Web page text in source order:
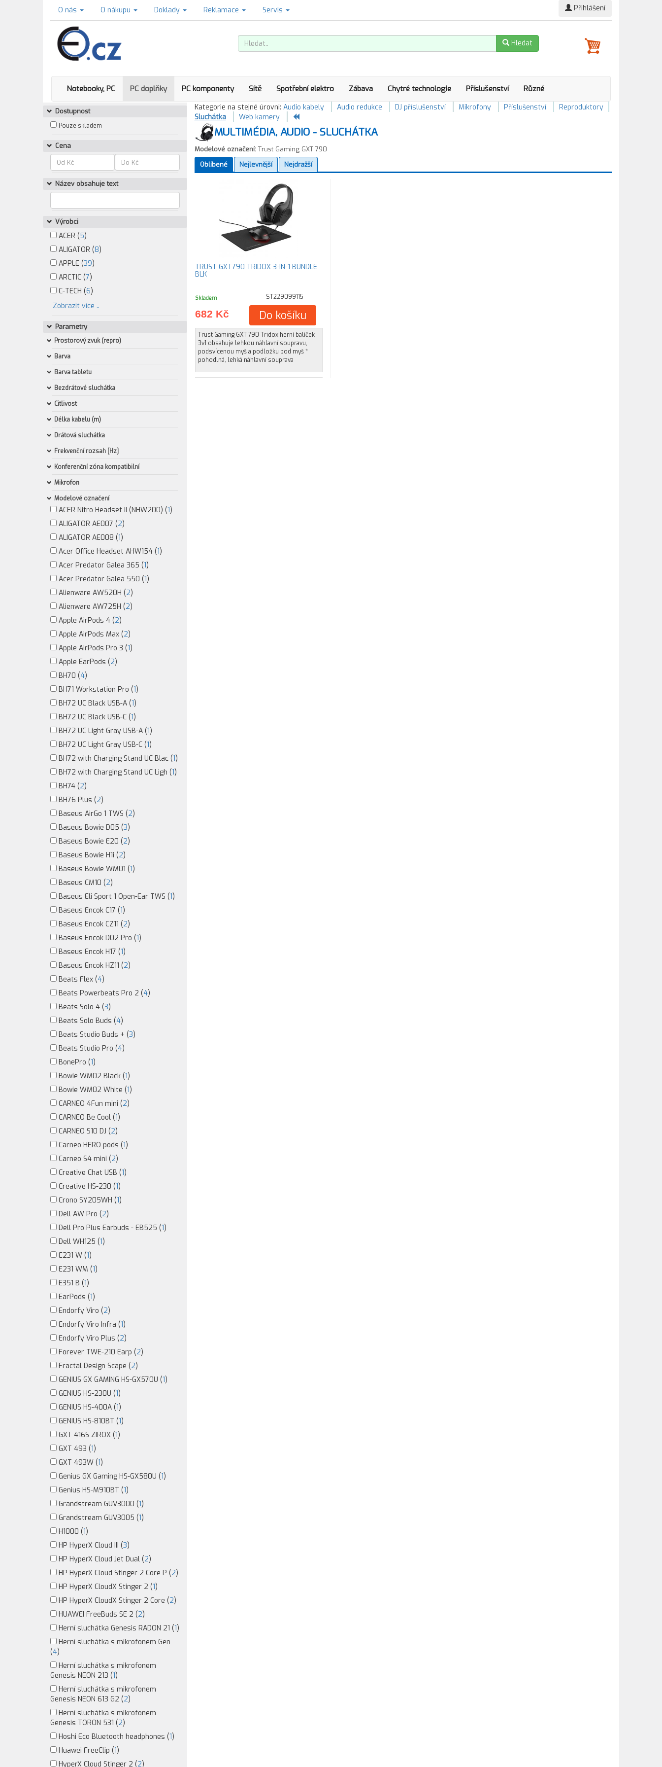
O nás O nákupu Doklady Reklamace Servis Přihlášení
Hledat
Notebooky, PC PC doplňky PC komponenty Sítě Spotřební elektro Zábava Chytré technologie Příslušenství Různé
Dostupnost
Pouze skladem
Cena
Název obsahuje text
Výrobci
ACER (5)
ALIGATOR (8)
APPLE (39)
ARCTIC (7)
C-TECH (6)
Zobrazit více ..
Parametry
Prostorový zvuk (repro)
Barva
Barva tabletu
Bezdrátové sluchátka
Citlivost
Délka kabelu (m)
Drátová sluchátka
Frekvenční rozsah [Hz]
Konferenční zóna kompatibilní
Mikrofon
Modelové označení
ACER Nitro Headset II (NHW200) (1)
ALIGATOR AE007 (2)
ALIGATOR AE008 (1)
Acer Office Headset AHW154 (1)
Acer Predator Galea 365 (1)
Acer Predator Galea 550 (1)
Alienware AW520H (2)
Alienware AW725H (2)
Apple AirPods 4 (2)
Apple AirPods Max (2)
Apple AirPods Pro 3 (1)
Apple EarPods (2)
BH70 (4)
BH71 Workstation Pro (1)
BH72 UC Black USB-A (1)
BH72 UC Black USB-C (1)
BH72 UC Light Gray USB-A (1)
BH72 UC Light Gray USB-C (1)
BH72 with Charging Stand UC Blac (1)
BH72 with Charging Stand UC Ligh (1)
BH74 (2)
BH76 Plus (2)
Baseus AirGo 1 TWS (2)
Baseus Bowie D05 (3)
Baseus Bowie E20 (2)
Baseus Bowie H1i (2)
Baseus Bowie WM01 (1)
Baseus CM10 (2)
Baseus Eli Sport 1 Open-Ear TWS (1)
Baseus Encok C17 (1)
Baseus Encok CZ11 (2)
Baseus Encok D02 Pro (1)
Baseus Encok H17 (1)
Baseus Encok HZ11 (2)
Beats Flex (4)
Beats Powerbeats Pro 2 (4)
Beats Solo 4 (3)
Beats Solo Buds (4)
Beats Studio Buds + (3)
Beats Studio Pro (4)
BonePro (1)
Bowie WM02 Black (1)
Bowie WM02 White (1)
CARNEO 4Fun mini (2)
CARNEO Be Cool (1)
CARNEO S10 DJ (2)
Carneo HERO pods (1)
Carneo S4 mini (2)
Creative Chat USB (1)
Creative HS-230 (1)
Crono SY205WH (1)
Dell AW Pro (2)
Dell Pro Plus Earbuds - EB525 (1)
Dell WH125 (1)
E231 W (1)
E231 WM (1)
E351 B (1)
EarPods (1)
Endorfy Viro (2)
Endorfy Viro Infra (1)
Endorfy Viro Plus (2)
Forever TWE-210 Earp (2)
Fractal Design Scape (2)
GENIUS GX GAMING HS-GX570U (1)
GENIUS HS-230U (1)
GENIUS HS-400A (1)
GENIUS HS-810BT (1)
GXT 416S ZIROX (1)
GXT 493 (1)
GXT 493W (1)
Genius GX Gaming HS-GX580U (1)
Genius HS-M910BT (1)
Grandstream GUV3000 (1)
Grandstream GUV3005 (1)
H1000 (1)
HP HyperX Cloud III (3)
HP HyperX Cloud Jet Dual (2)
HP HyperX Cloud Stinger 2 Core P (2)
HP HyperX CloudX Stinger 2 (1)
HP HyperX CloudX Stinger 2 Core (2)
HUAWEI FreeBuds SE 2 (2)
Herní sluchátka Genesis RADON 21 (1)
Herní sluchátka s mikrofonem Gen
(4)
Herní sluchátka s mikrofonem
Genesis NEON 213 (1)
Herní sluchátka s mikrofonem
Genesis NEON 613 G2 (2)
Herní sluchátka s mikrofonem
Genesis TORON 531 (2)
Hoshi Eco Bluetooth headphones (1)
Huawei FreeClip (1)
HyperX Cloud Stinger 2 (2)
Kategorie na stejné úrovni: Audio kabely Audio redukce DJ příslušenství Mikrofony Příslušenství
Reproduktory
Sluchátka
Web kamery
MULTIMÉDIA, AUDIO - SLUCHÁTKA
Modelové označení:Trust Gaming GXT 790
Oblíbené
Nejlevnější Nejdražší
TRUST GXT790 TRIDOX 3-IN-1 BUNDLE
BLK
Skladem ST229099115
682 Kč Do košíku
Trust Gaming GXT 790 Tridox herní balíček
3v1 obsahuje lehkou náhlavní soupravu,
podsvícenou myš a podložku pod myš *
pohodlná, lehká náhlavní souprava